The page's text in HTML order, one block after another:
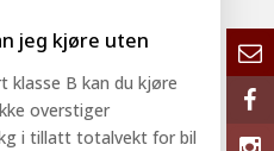
jeg kjøre uten
klasse B kan du kjøre
overstiger
i tillatt totalvekt for bil